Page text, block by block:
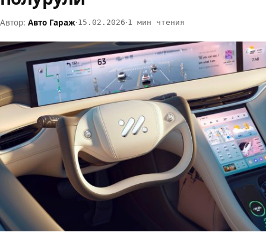
Автор: Авто Гараж·15.02.2026·1 мин чтения